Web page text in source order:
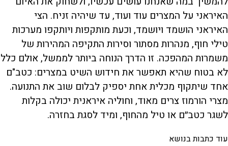
האיראני על המצרים עוד ועוד, עד שיהיה זניח. הצי
האיראני הושמד ויושמד, וכעת מותקפות ויותקפו מערכות
טילי חוף, מנהרות מסתור וסירות התקיפה המהירות של
משמרות המהפכה. זו הדרך הנוחה ביותר לממשל, אולם כלל
לא בטוח שהיא תאפשר את חידוש השיט במצרים: כטב"ם
אחד שיתקוף מכלית אחת יספיק לבלום שוב את התנועה.
מצרי הורמוז צרים מאוד, וחוליה איראנית יכולה בקלות
לשגר כטב״ם או טיל מהחוף, ומיד לסגת בחזרה.
עוד כתבות בנושא